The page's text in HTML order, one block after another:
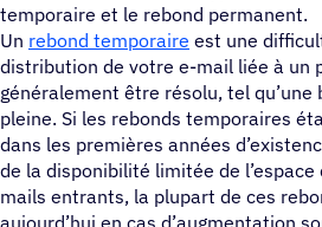
temporaire et le rebond permanent.
Un rebond temporaire est une
distribution de votre e-mail liée à un
généralement être résolu, tel
pleine. Si les rebonds temporaires
dans les premières années
de la disponibilité limitée de
mails entrants, la plupart de ces
aujourd’hui en cas d’augmentation